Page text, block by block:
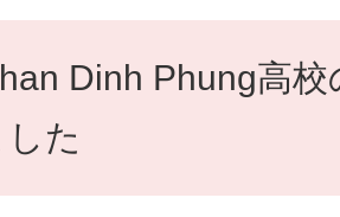
Dinh Phung高
た